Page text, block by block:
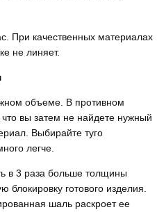
При качественных материалах
не линяет.
объеме. В противном
что вы затем не найдете нужный
Выбирайте туго
легче.
в 3 раза больше толщины
готового изделия.
шаль раскроет ее